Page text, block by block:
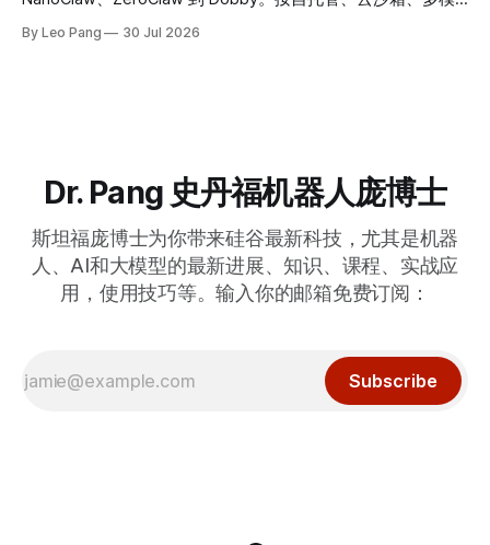
By Leo Pang 30 Jul 2026
Dr. Pang 史丹福机器人庞博士
斯坦福庞博士为你带来硅谷最新科技，尤其是机器
人、AI和大模型的最新进展、知识、课程、实战应
用，使用技巧等。输入你的邮箱免费订阅：
Subscribe